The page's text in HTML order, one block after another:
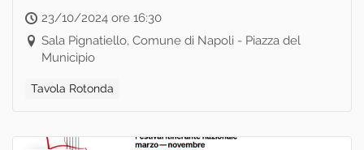
23/10/2024 ore 16:30
Sala Pignatiello, Comune di Napoli - Piazza del
Municipio
Tavola Rotonda